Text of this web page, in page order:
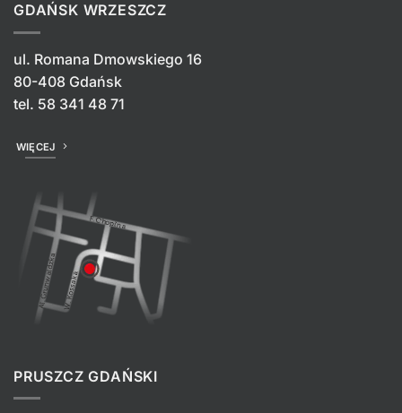
GDAŃSK WRZESZCZ
ul. Romana Dmowskiego 16
80-408 Gdańsk
tel. 58 341 48 71
WIĘCEJ
PRUSZCZ GDAŃSKI